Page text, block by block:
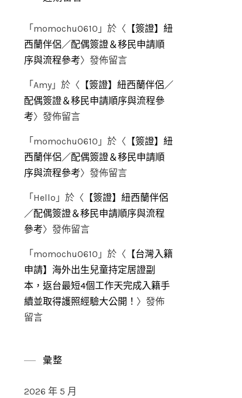
「 momochu0610 」於〈 【簽證】紐
西蘭伴侶／配偶簽證＆移民申請順
序與流程參考〉發佈留言
「 Amy 」於〈 【簽證】紐西蘭伴侶／
配偶簽證＆移民申請順序與流程參
考〉發佈留言
「 momochu0610 」於〈 【簽證】紐
西蘭伴侶／配偶簽證＆移民申請順
序與流程參考〉發佈留言
「 Hello 」於〈 【簽證】紐西蘭伴侶
／配偶簽證＆移民申請順序與流程
參考〉發佈留言
「 momochu0610 」於〈 【台灣入籍
申請】海外出生兒童持定居證副
本，返台最短4個工作天完成入籍手
續並取得護照經驗大公開！ 〉發佈
留言
彙整
2026 年 5 月